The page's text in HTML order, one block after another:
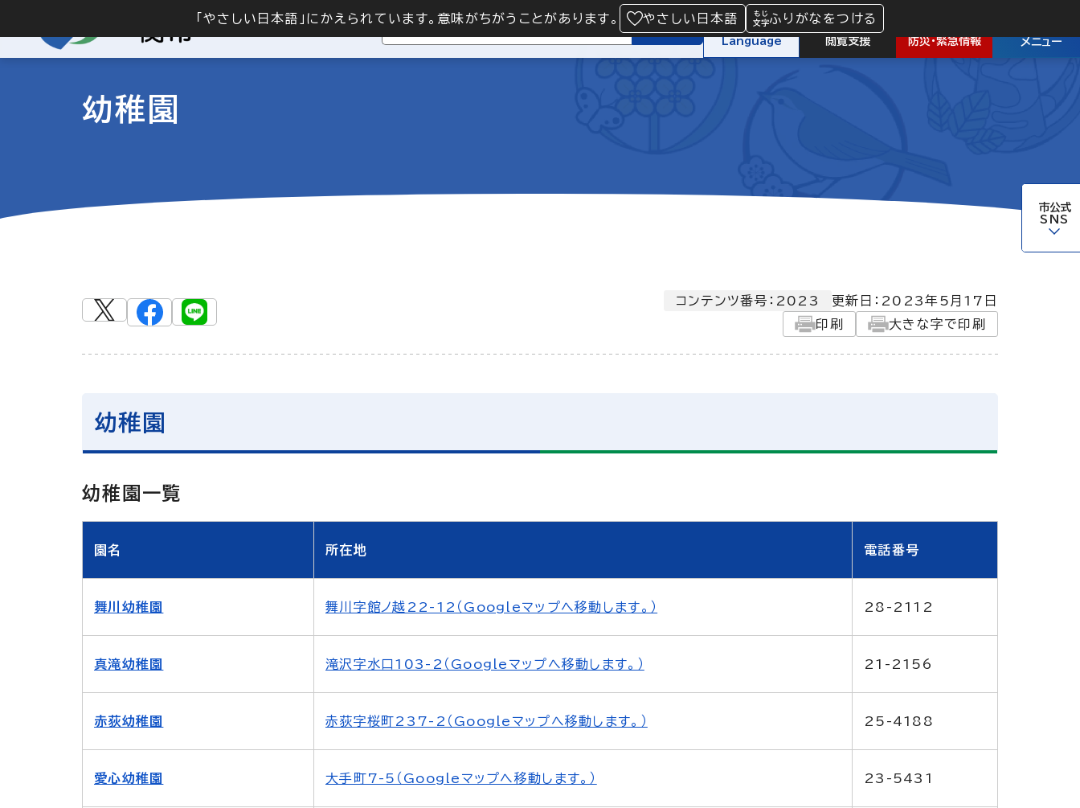
「やさしい日本語」にかえられています。意味がちがうことがあります。 やさしい日本語 ふりがなをつける
検索
Language 閲覧支援 防災・緊急情報 メニュー
市公式
SNS
幼稚園
コンテンツ番号：2023 更新日： 2023年5月17日
印刷
大きな字で印刷
幼稚園
幼稚園一覧
園名 所在地 電話番号
舞川幼稚園 舞川字館ノ越22-12（Googleマップへ移動します。） 28-2112
真滝幼稚園 滝沢字水口103-2（Googleマップへ移動します。） 21-2156
赤荻幼稚園 赤荻字桜町237-2（Googleマップへ移動します。） 25-4188
愛心幼稚園 大手町7-5（Googleマップへ移動します。） 23-5431